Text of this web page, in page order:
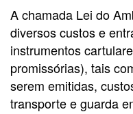
A chamada Lei do
diversos custos e
instrumentos
promissórias), tais
serem emitidas,
transporte e guarda